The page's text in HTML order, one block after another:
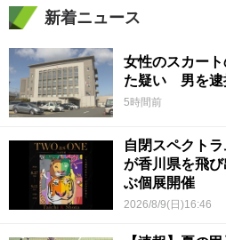
新着ニュース
女性のスカー
た疑い 男を逮
5時間前
自閉スペクト
が香川県を飛
ぶ個展開催
2026/8/9(日)16:46